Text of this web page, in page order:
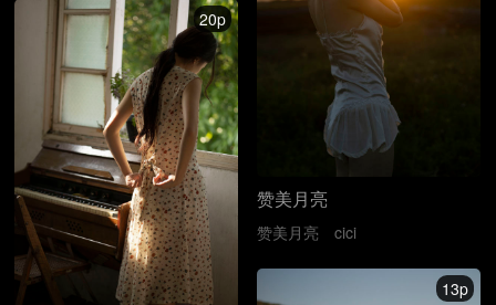
赞美月亮
赞美月亮 cici
20p
13p